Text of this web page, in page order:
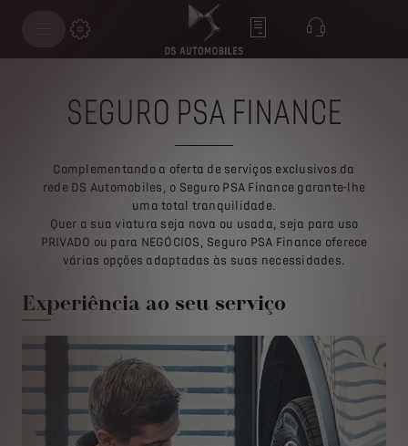
SEGURO PSA FINANCE
Complementando a oferta de serviços exclusivos da
rede DS Automobiles, o Seguro PSA Finance garante-lhe
uma total tranquilidade.
Quer a sua viatura seja nova ou usada, seja para uso
PRIVADO ou para NEGÓCIOS, Seguro PSA Finance oferece
várias opções adaptadas às suas necessidades.
Experiência ao seu serviço